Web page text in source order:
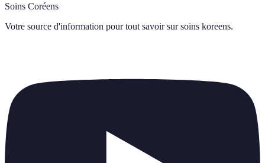
Soins Coréens
Votre source d'information pour tout savoir sur soins koreens.